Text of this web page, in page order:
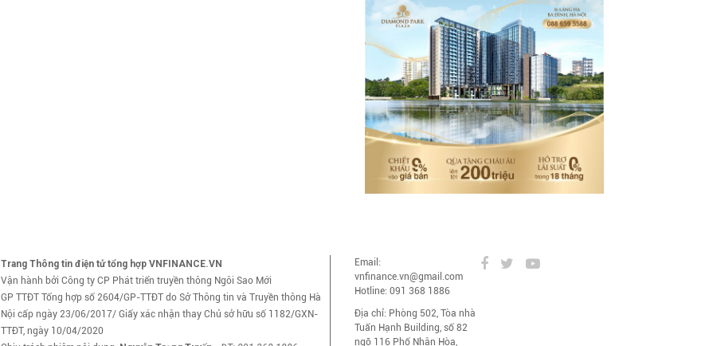
Trang Thông tin điện tử tổng hợp VNFINANCE.VN
Vận hành bởi Công ty CP Phát triển truyền thông Ngôi Sao Mới
GP TTĐT Tổng hợp số 2604/GP-TTĐT do Sở Thông tin và Truyền thông Hà
Nội cấp ngày 23/06/2017/ Giấy xác nhận thay Chủ sở hữu số 1182/GXN-
TTĐT, ngày 10/04/2020
Email:
vnfinance.vn@gmail.com
Hotline: 091 368 1886
Địa chỉ: Phòng 502, Tòa nhà
Tuấn Hạnh Building, số 82
ngõ 116 Phố Nhân Hòa,